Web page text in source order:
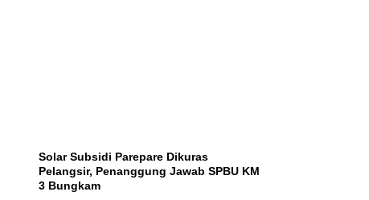
Solar Subsidi Parepare Dikuras
Pelangsir, Penanggung Jawab SPBU KM
3 Bungkam